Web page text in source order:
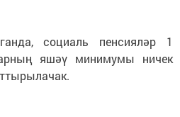
социаль пенсияләр 1
яшәү минимумы ничек